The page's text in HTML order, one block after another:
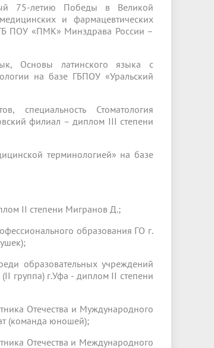
75-летию Победы в Великой
и фармацевтических
ПОУ «ПМК» Минздрава России –
Основы латинского языка с
на базе ГБПОУ «Уральский
специальность Стоматология
филиал – диплом III степени
терминологией» на базе
II степени Мигранов Д.;
образования ГО г.
образовательных учреждений
группа) г.Уфа - диплом II степени
Отечества и Муждународного
(команда юношей);
Отечества и Международного